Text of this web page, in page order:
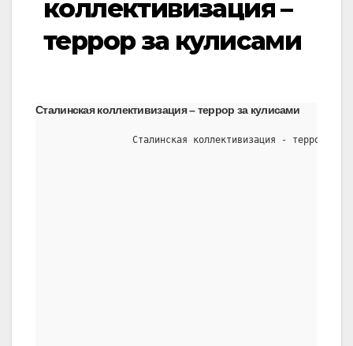
коллективизация –
террор за кулисами
Сталинская коллективизация – террор за кулисами
Сталинская коллективизация - террор за